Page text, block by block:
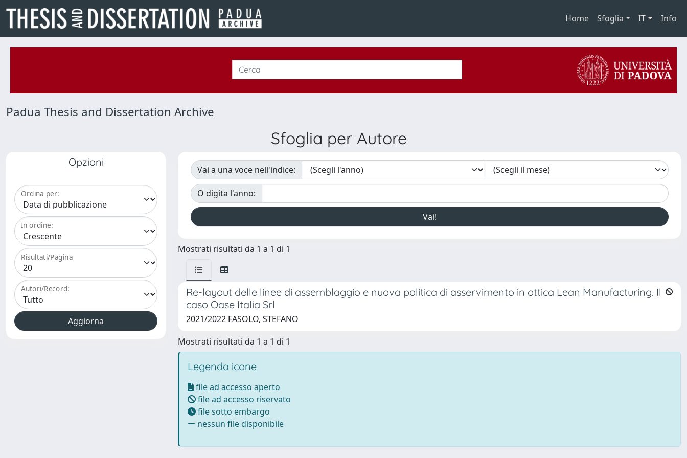
Home Sfoglia IT Info
Padua Thesis and Dissertation Archive
Sfoglia per Autore
Opzioni
Ordina per:
In ordine:
Risultati/Pagina
Autori/Record:
Vai a una voce nell'indice:
O digita l'anno:
Mostrati risultati da 1 a 1 di 1
Re-layout delle linee di assemblaggio e nuova politica di asservimento in ottica Lean Manufacturing. Il
caso Oase Italia Srl
2021/2022 FASOLO, STEFANO
Mostrati risultati da 1 a 1 di 1
Legenda icone
file ad accesso aperto
file ad accesso riservato
file sotto embargo
nessun file disponibile